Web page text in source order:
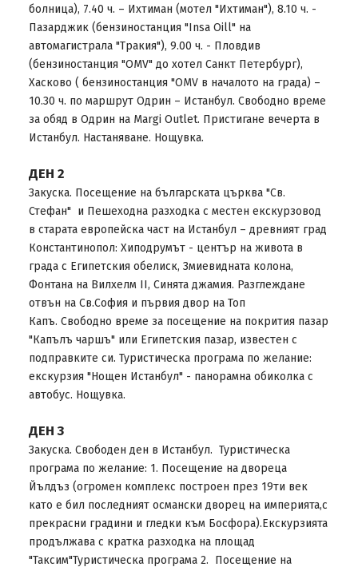
болница), 7.40 ч. – Ихтиман (мотел "Ихтиман"), 8.10 ч. -
Пазарджик (бензиностанция "Insa Oill" на
автомагистрала "Тракия"), 9.00 ч. - Пловдив
(бензиностанция "OMV" до хотел Санкт Петербург),
Хасково ( бензиностанция "OMV в началото на града) –
10.30 ч. по маршрут Одрин – Истанбул. Свободно време
за обяд в Одрин на Margi Outlet. Пристигане вечерта в
Истанбул. Настаняване. Нощувка.
ДЕН 2
Закуска. Посещение на българската църква "Св.
Стефан" и Пешеходна разходка с местен екскурзовод
в старата европейска част на Истанбул – древният град
Константинопол: Хиподрумът - център на живота в
града с Египетския обелиск, Змиевидната колона,
Фонтана на Вилхелм II, Синята джамия. Разглеждане
отвън на Св.София и първия двор на Топ
Капъ. Свободно време за посещение на покрития пазар
"Капълъ чаршъ" или Египетския пазар, известен с
подправките си. Туристическа програма по желание:
екскурзия "Нощен Истанбул" - панорамна обиколка с
автобус. Нощувка.
ДЕН 3
Закуска. Свободен ден в Истанбул. Туристическа
програма по желание: 1. Посещение на двореца
Йълдъз (огромен комплекс построен през 19ти век
като е бил последният османски дворец на империята,с
прекрасни градини и гледки към Босфора).Екскурзията
продължава с кратка разходка на площад
"Таксим"Туристическа програма 2. Посещение на